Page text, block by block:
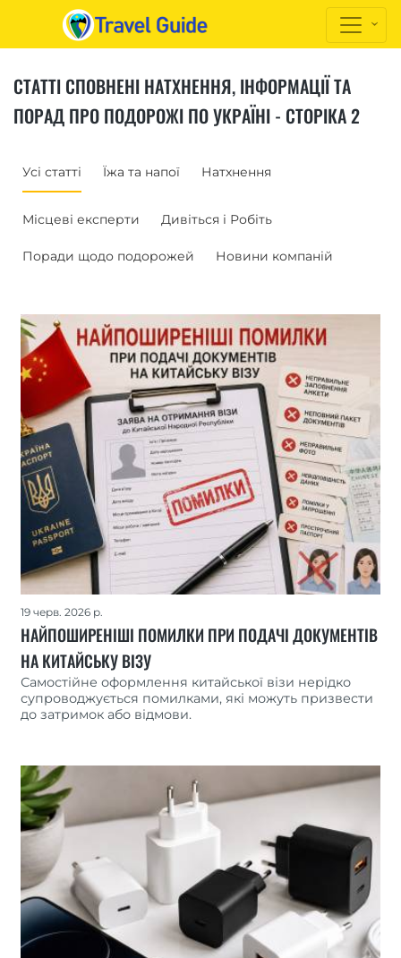
СТАТТІ СПОВНЕНІ НАТХНЕННЯ, ІНФОРМАЦІЇ ТА
ПОРАД ПРО ПОДОРОЖІ ПО УКРАЇНІ - СТОРІКА 2
Усі статті Їжа та напої Натхнення
Місцеві експерти Дивіться і Робіть
Поради щодо подорожей Новини компаній
19 черв. 2026 р.
НАЙПОШИРЕНІШІ ПОМИЛКИ ПРИ ПОДАЧІ ДОКУМЕНТІВ
НА КИТАЙСЬКУ ВІЗУ
Самостійне оформлення китайської візи нерідко
супроводжується помилками, які можуть призвести
до затримок або відмови.